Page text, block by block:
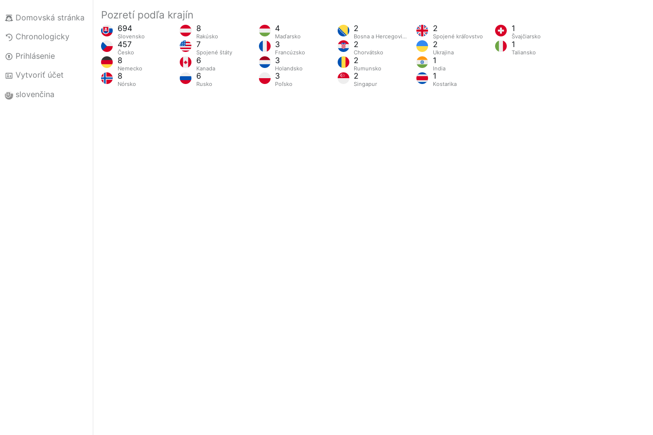
Domovská stránka
Chronologicky
Prihlásenie
Vytvoriť účet
slovenčina
Pozretí podľa krajín
694
Slovensko
457
Česko
8
Nemecko
8
Nórsko
8
Rakúsko
7
Spojené štáty
6
Kanada
6
Rusko
4
Maďarsko
3
Francúzsko
3
Holandsko
3
Poľsko
2
Bosna a Hercegovina
2
Chorvátsko
2
Rumunsko
2
Singapur
2
Spojené kráľovstvo
2
Ukrajina
1
India
1
Kostarika
1
Švajčiarsko
1
Taliansko